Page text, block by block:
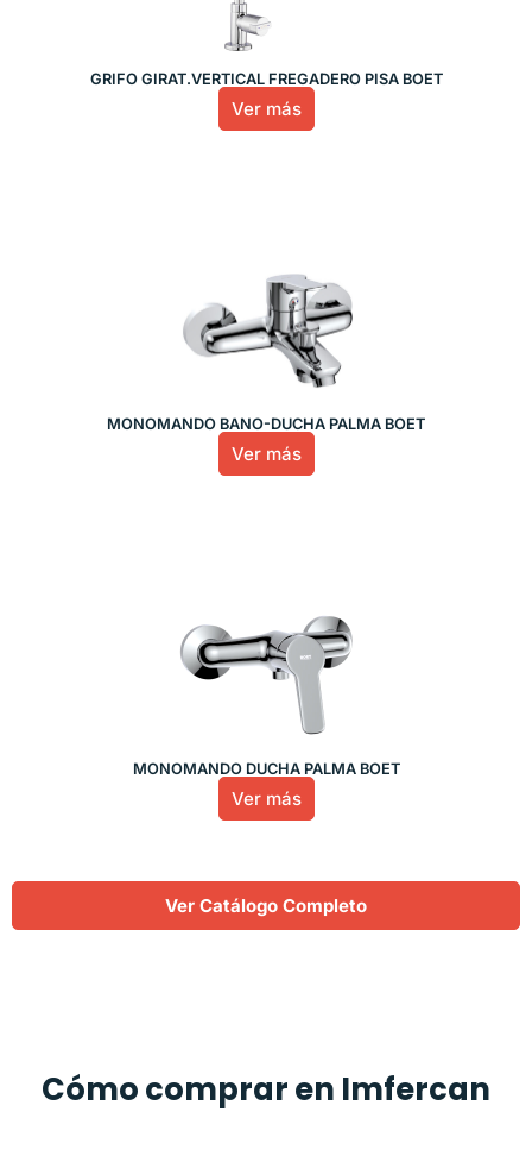
GRIFO GIRAT.VERTICAL FREGADERO PISA BOET
Ver más
MONOMANDO BAÑO-DUCHA PALMA BOET
Ver más
MONOMANDO DUCHA PALMA BOET
Ver más
Ver Catálogo Completo
Cómo comprar en Imfercan